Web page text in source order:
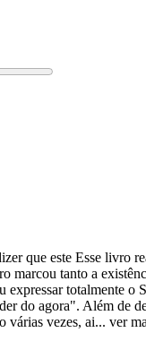
que este Esse livro
marcou tanto a
expressar totalmente o
do agora". Além de
várias vezes, ai... ver